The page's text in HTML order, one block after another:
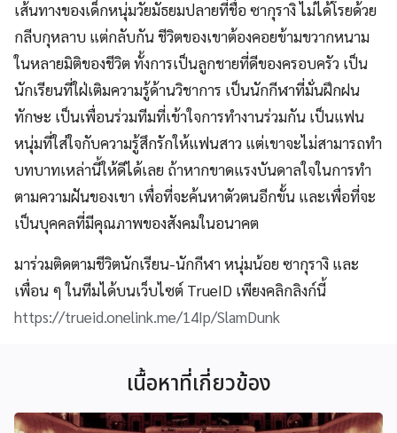
เส้นทางของเด็กหนุ่มวัยมัธยมปลายที่ชื่อ ซากุรางิ ไม่ได้โรยด้วย
กลีบกุหลาบ แต่กลับกัน ชีวิตของเขาต้องคอยข้ามขวากหนาม
ในหลายมิติของชีวิต ทั้งการเป็นลูกชายที่ดีของครอบครัว เป็น
นักเรียนที่ใฝ่เติมความรู้ด้านวิชาการ เป็นนักกีฬาที่มั่นฝึกฝน
ทักษะ เป็นเพื่อนร่วมทีมที่เข้าใจการทำงานร่วมกัน เป็นแฟน
หนุ่มที่ใส่ใจกับความรู้สึกรักให้แฟนสาว แต่เขาจะไม่สามารถทำ
บทบาทเหล่านี้ให้ดีได้เลย ถ้าหากขาดแรงบันดาลใจในการทำ
ตามความฝันของเขา เพื่อที่จะค้นหาตัวตนอีกขั้น และเพื่อที่จะ
เป็นบุคคลที่มีคุณภาพของสังคมในอนาคต
มาร่วมติดตามชีวิตนักเรียน-นักกีฬา หนุ่มน้อย ซากุรางิ และ
เพื่อน ๆ ในทีมได้บนเว็บไซต์ TrueID เพียงคลิกลิงก์นี้
https://trueid.onelink.me/14Ip/SlamDunk
เนื้อหาที่เกี่ยวข้อง